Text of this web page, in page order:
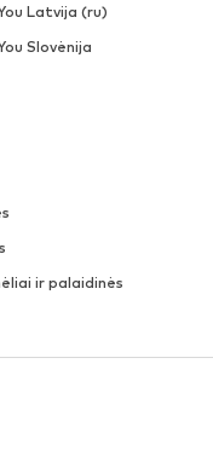
ir palaidinės
Latvija (ru)
Slovėnija